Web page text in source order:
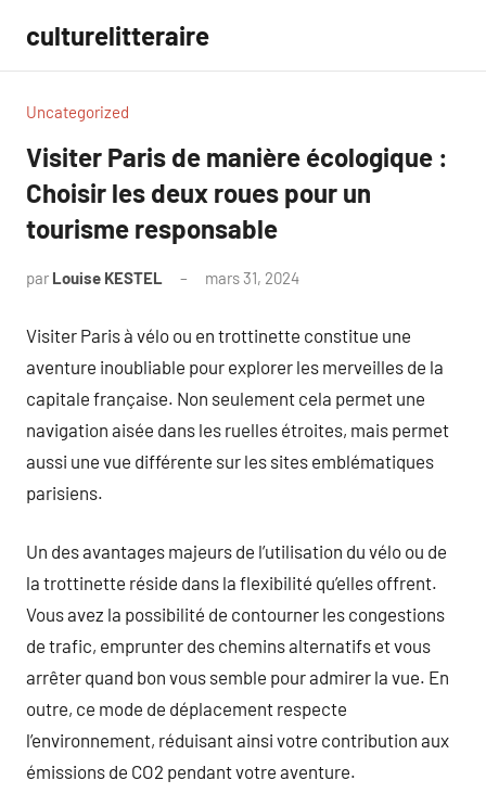
contenu
culturelitteraire
Uncategorized
Visiter Paris de manière écologique :
Choisir les deux roues pour un
tourisme responsable
par Louise KESTEL mars 31, 2024
Visiter Paris à vélo ou en trottinette constitue une
aventure inoubliable pour explorer les merveilles de la
capitale française. Non seulement cela permet une
navigation aisée dans les ruelles étroites, mais permet
aussi une vue différente sur les sites emblématiques
parisiens.
Un des avantages majeurs de l’utilisation du vélo ou de
la trottinette réside dans la flexibilité qu’elles offrent.
Vous avez la possibilité de contourner les congestions
de trafic, emprunter des chemins alternatifs et vous
arrêter quand bon vous semble pour admirer la vue. En
outre, ce mode de déplacement respecte
l’environnement, réduisant ainsi votre contribution aux
émissions de CO2 pendant votre aventure.